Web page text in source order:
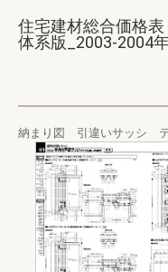
住宅建材総合価格
体系版_2003-2004
納まり図 引違いサッシ